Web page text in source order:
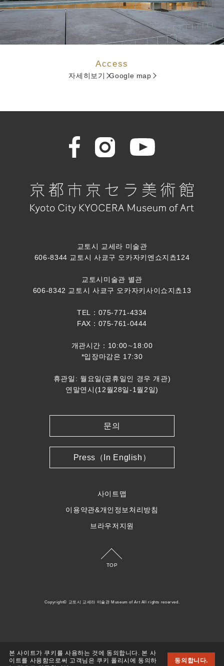
본 사이트가 쿠키를 사용하는 것에 동의합니다. 본 사
이트를 사용함으로써 고객님은 쿠키 폴리시에 동의하
동의합니다.
Access
자세히보기 Google map
교토시 교세라 미술관
606-8344 교토시 사쿄구 오카자키엔쇼지쵸124
교토시미술관 별관
606-8342 교토시 사쿄구 오카자키사이쇼지쵸13
TEL：075-771-4334
FAX：075-761-0444
개관시간：10:00∼18:00
*입장마감은 17:30
휴관일: 월요일(공휴일인 경우 개관)
연말연시(12월28일-1월2일)
문의
Press（In English）
사이트맵
이용약관&개인정보처리방침
브라우저지원
TOP
Copyright© 교토시 교세라 미술관 Museum of Art All rights reserved.